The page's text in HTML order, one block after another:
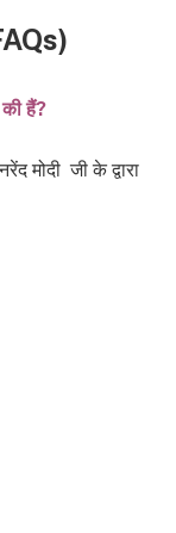
हैं?
मोदी जी के द्वारा